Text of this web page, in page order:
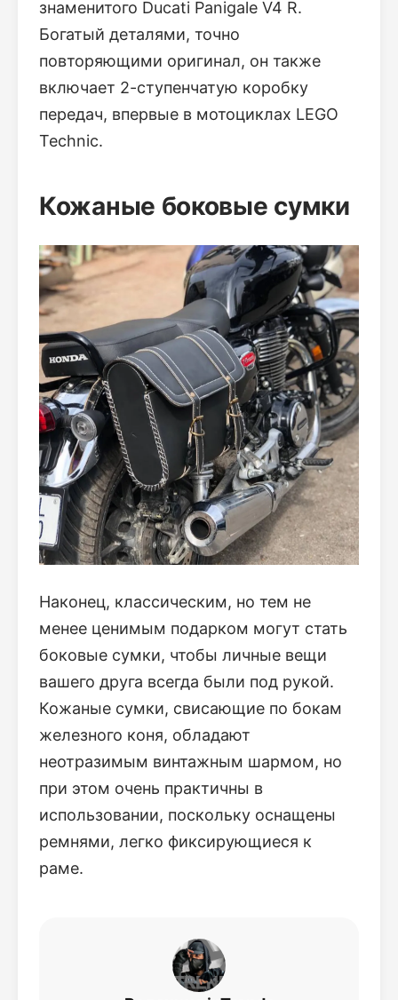
знаменитого Ducati Panigale V4 R.
Богатый деталями, точно
повторяющими оригинал, он также
включает 2-ступенчатую коробку
передач, впервые в мотоциклах LEGO
Technic.
Кожаные боковые сумки
Наконец, классическим, но тем не
менее ценимым подарком могут стать
боковые сумки, чтобы личные вещи
вашего друга всегда были под рукой.
Кожаные сумки, свисающие по бокам
железного коня, обладают
неотразимым винтажным шармом, но
при этом очень практичны в
использовании, поскольку оснащены
ремнями, легко фиксирующиеся к
раме.